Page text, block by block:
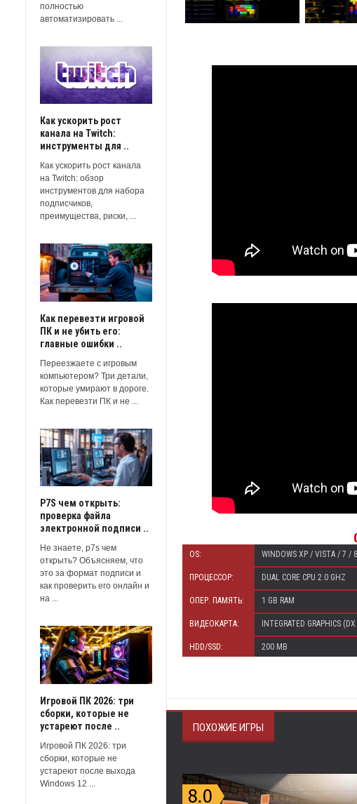
полностью
автоматизировать ...
Как ускорить рост
канала на Twitch:
инструменты для ..
Как ускорить рост канала
на Twitch: обзор
инструментов для набора
подписчиков,
преимущества, риски, ...
Как перевезти игровой
ПК и не убить его:
главные ошибки ..
Переезжаете с игровым
компьютером? Три детали,
которые умирают в дороге.
Как перевезти ПК и не ...
P7S чем открыть:
проверка файла
электронной подписи ..
Не знаете, p7s чем
открыть? Объясняем, что
это за формат подписи и
как проверить его онлайн и
на ...
Игровой ПК 2026: три
сборки, которые не
устареют после ..
Игровой ПК 2026: три
сборки, которые не
устареют после выхода
Windows 12 ...
OS: WINDOWS XP / VISTA / 7 /
ПРОЦЕССОР: DUAL CORE CPU 2.0 GHZ
ОПЕР. ПАМЯТЬ: 1 GB RAM
ВИДЕОКАРТА: INTEGRATED GRAPHICS
HDD/SSD: 200 MB
ПОХОЖИЕ ИГРЫ